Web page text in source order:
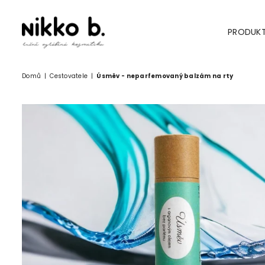
NIKKO
Domů | Cestovatele | Úsměv - neparfemovaný balzám na rty